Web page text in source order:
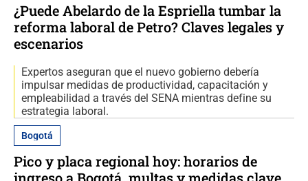
¿Puede Abelardo de la Espriella tumbar la
reforma laboral de Petro? Claves legales y
escenarios
Expertos aseguran que el nuevo gobierno debería
impulsar medidas de productividad, capacitación y
empleabilidad a través del SENA mientras define su
estrategia laboral.
Bogotá
Pico y placa regional hoy: horarios de
ingreso a Bogotá, multas y medidas clave